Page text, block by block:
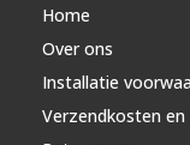
Home
Over ons
Installatie
Verzendkosten